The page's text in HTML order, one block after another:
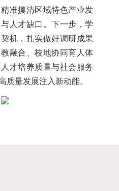
准摸清区域特色产业发
人才缺口。下一步，学
机，扎实做好调研成果
融合、校地协同育人体
才培养质量与社会服务
质量发展注入新动能。